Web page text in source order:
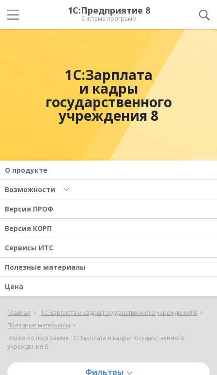
1С:Предприятие 8
Система программ
1С:Зарплата
и кадры
государственного
учреждения 8
О продукте
Возможности
Версия ПРОФ
Версия КОРП
Сервисы ИТС
Полезные материалы
Цена
Главная
1С:Зарплата и кадры государственного учреждения 8
Полезные материалы
Видео по программе 1С:Зарплата и кадры государственного
учреждения 8
Фильтры